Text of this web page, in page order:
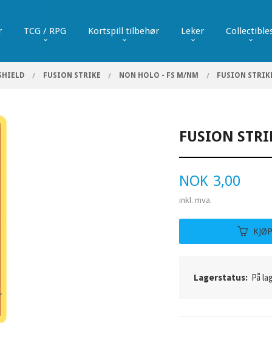
TCG / RPG Kortspill tilbehør Leker
FUSION STRIKE NON HOLO - FS M/NM FUSION
FUSION
Pris
NOK 3,00
inkl. mva.
KJØP
Lagerstatus: På